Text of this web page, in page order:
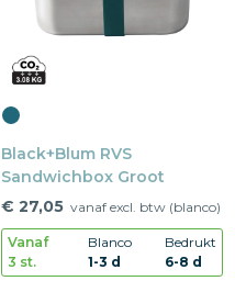
Black+Blum RVS
Sandwichbox Groot
€ 27,05 vanaf excl. btw (blanco)
Vanaf
3 st.
Blanco
1-3 d
Bedrukt
6-8 d